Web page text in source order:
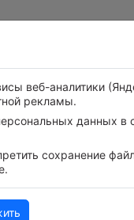
веб-аналитики
рекламы.
данных в
сохранение